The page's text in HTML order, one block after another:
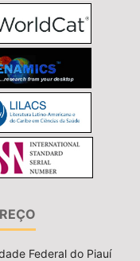
Federal do Piauí